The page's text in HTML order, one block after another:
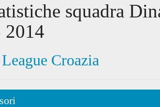
squadra
2014
Croazia